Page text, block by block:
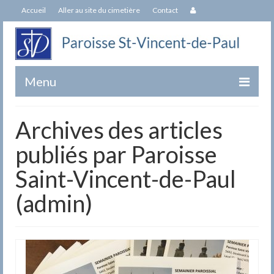
Accueil Aller au site du cimetière Contact
Menu
Équipe
Notre Patron Saint-Vincent-de-Paul
Histoire de l’Église Saint-Vincent-de-Paul
Livre du 250e
Historique de nos Curés
Sacrements
Archives des articles
publiés par Paroisse
Saint-Vincent-de-Paul
(admin)